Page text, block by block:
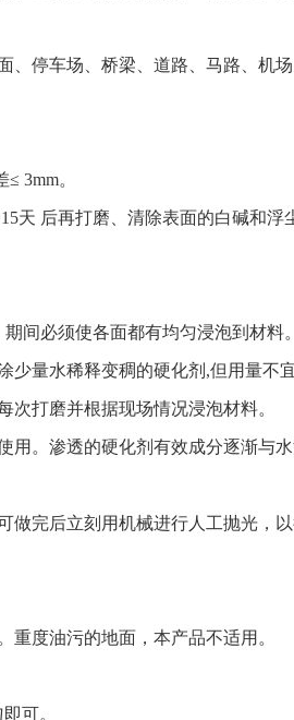
停车场、桥梁、道路、马路、机
3mm。
后再打磨、清除表面的白碱和浮
间必须使各面都有均匀浸泡到材料。
量水稀释变稠的硬化剂,但用量不宜
打磨并根据现场情况浸泡材料。
。渗透的硬化剂有效成分逐渐与
完后立刻用机械进行人工抛光，以
度油污的地面，本产品不适用。
可。